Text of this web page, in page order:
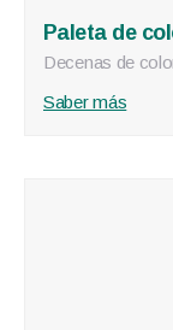
Paleta de
Decenas de
Saber más